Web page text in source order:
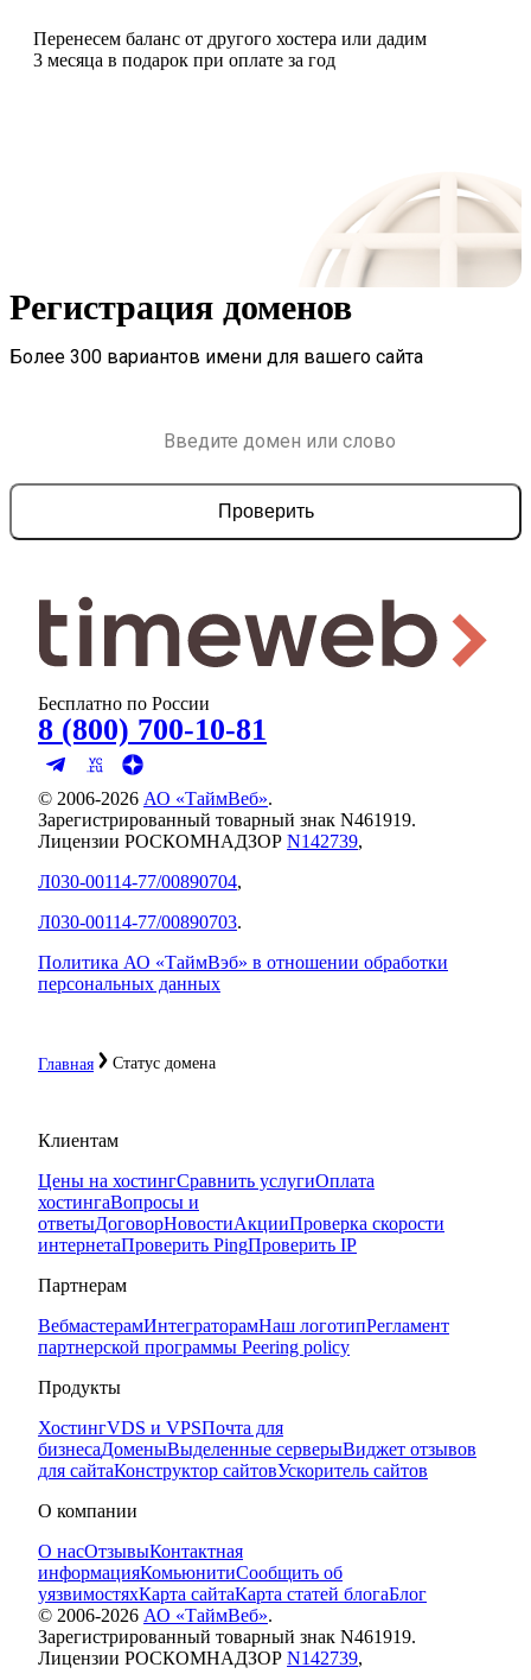
Перенесем баланс от другого хостера или дадим
3 месяца в подарок при оплате за год
Регистрация доменов
Более 300 вариантов имени для вашего сайта
Проверить
Главная Статус домена
Бесплатно по России
8 (800) 700-10-81
© 2006-2026 АО «ТаймВеб».
Зарегистрированный товарный знак N461919.
Лицензии РОСКОМНАДЗОР N142739,
Л030-00114-77/00890704,
Л030-00114-77/00890703.
Политика АО «ТаймВэб» в отношении обработки
персональных данных
Клиентам
Цены на хостингСравнить услугиОплата
хостингаВопросы и
ответыДоговорНовостиАкцииПроверка скорости
интернетаПроверить PingПроверить IP
Партнерам
ВебмастерамИнтеграторамНаш логотипРегламент
партнерской программы Peering policy
Продукты
ХостингVDS и VPSПочта для
бизнесаДоменыВыделенные серверыВиджет отзывов
для сайтаКонструктор сайтовУскоритель сайтов
О компании
О насОтзывыКонтактная
информацияКомьюнитиСообщить об
уязвимостяхКарта сайтаКарта статей блогаБлог
© 2006-2026 АО «ТаймВеб».
Зарегистрированный товарный знак N461919.
Лицензии РОСКОМНАДЗОР N142739,